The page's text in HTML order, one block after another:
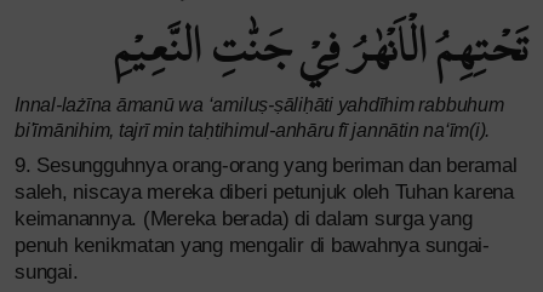
تَحْتِهِمُ الْاَنْهٰرُ فِيْ جَنّٰتِ النَّعِيْمِ
Innal-lażīna āmanū wa ‘amiluṣ-ṣāliḥāti yahdīhim rabbuhum
bi'īmānihim, tajrī min taḥtihimul-anhāru fī jannātin na‘īm(i).
9. Sesungguhnya orang-orang yang beriman dan beramal
saleh, niscaya mereka diberi petunjuk oleh Tuhan karena
keimanannya. (Mereka berada) di dalam surga yang
penuh kenikmatan yang mengalir di bawahnya sungai-
sungai.